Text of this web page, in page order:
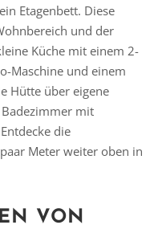
Etagenbett. Diese
und der
Küche mit einem 2-
Maschine und einem
Hütte über eigene
Badezimmer mit
die
Meter weiter oben in
VON